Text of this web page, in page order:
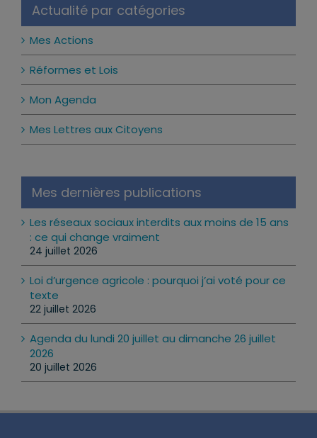
Actualité par catégories
Mes Actions
Réformes et Lois
Mon Agenda
Mes Lettres aux Citoyens
Mes dernières publications
Les réseaux sociaux interdits aux moins de 15 ans
: ce qui change vraiment
24 juillet 2026
Loi d’urgence agricole : pourquoi j’ai voté pour ce
texte
22 juillet 2026
Agenda du lundi 20 juillet au dimanche 26 juillet
2026
20 juillet 2026